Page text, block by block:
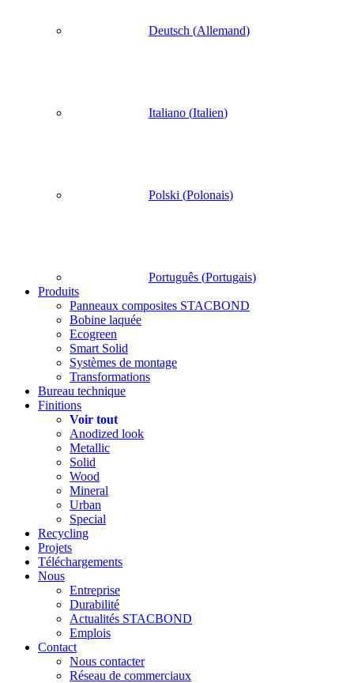
Deutsch (Allemand)
Italiano (Italien)
Polski (Polonais)
Português (Portugais)
Produits
Panneaux composites STACBOND
Bobine laquée
Ecogreen
Smart Solid
Systèmes de montage
Transformations
Bureau technique
Finitions
Voir tout
Anodized look
Metallic
Solid
Wood
Mineral
Urban
Special
Recycling
Projets
Téléchargements
Nous
Entreprise
Durabilité
Actualités STACBOND
Emplois
Contact
Nous contacter
Réseau de commerciaux